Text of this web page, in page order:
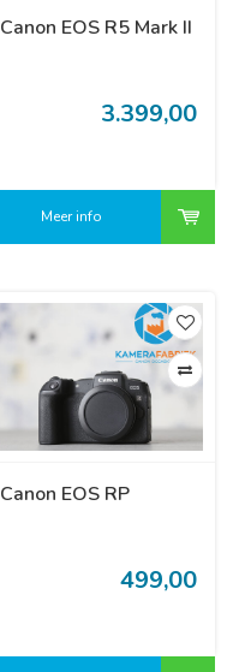
Canon EOS R5 Mark II
3.399,00
Meer info
Canon EOS RP
499,00